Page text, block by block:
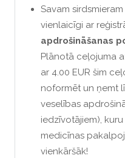
Savam
vienlaicīgi ar
apdrošināšanas
Plānotā ceļojuma
ar 4.00 EUR šim
noformēt un ņemt
veselības
iedzīvotājiem),
medicīnas
vienkāršāk!